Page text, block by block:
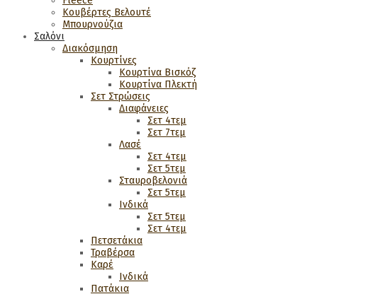
Κουβέρτες Βελουτέ
Μπουρνούζια
Σαλόνι
Διακόσμηση
Κουρτίνες
Κουρτίνα Βισκόζ
Κουρτίνα Πλεκτή
Σετ Στρώσεις
Διαφάνειες
Σετ 4τεμ
Σετ 7τεμ
Λασέ
Σετ 4τεμ
Σετ 5τεμ
Σταυροβελονιά
Σετ 5τεμ
Ινδικά
Σετ 5τεμ
Σετ 4τεμ
Πετσετάκια
Τραβέρσα
Καρέ
Ινδικά
Πατάκια